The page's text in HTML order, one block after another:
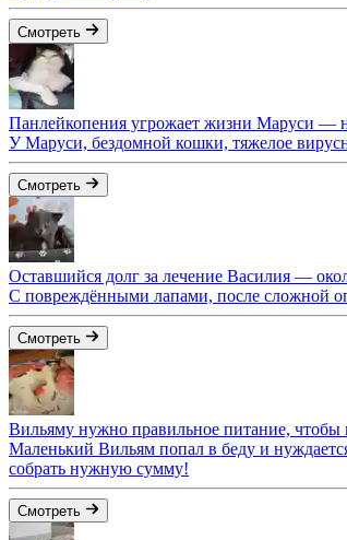
Смотреть
Панлейкопения угрожает жизни Маруси —
У Маруси, бездомной кошки, тяжелое
Смотреть
Оставшийся долг за лечение Василия —
С повреждёнными лапами, после сложной
Смотреть
Вильяму нужно правильное питание, чтобы
Маленький Вильям попал в беду и
собрать нужную сумму!
Смотреть